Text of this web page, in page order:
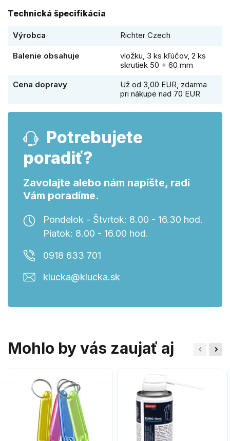
Technická špecifikácia
Výrobca Richter Czech
Balenie obsahuje
vložku, 3 ks kľúčov, 2 ks
skrutiek 50 + 60 mm
Cena dopravy
Už od 3,00 EUR, zdarma
pri nákupe nad 70 EUR
Potrebujete
poradiť?
Zavolajte alebo nám napíšte, radi
Vám poradíme.
Pondelok - Štvrtok: 8.00 - 16.30 hod.
Piatok: 8.00 - 16.00 hod.
0918 633 701
klucka@klucka.sk
Mohlo by vás zaujať aj